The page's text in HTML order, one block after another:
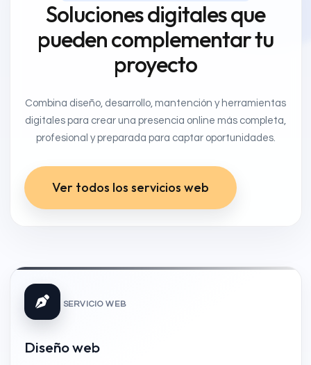
Soluciones digitales que
pueden complementar tu
proyecto
Combina diseño, desarrollo, mantención y herramientas
digitales para crear una presencia online más completa,
profesional y preparada para captar oportunidades.
Ver todos los servicios web
SERVICIO WEB
Diseño web